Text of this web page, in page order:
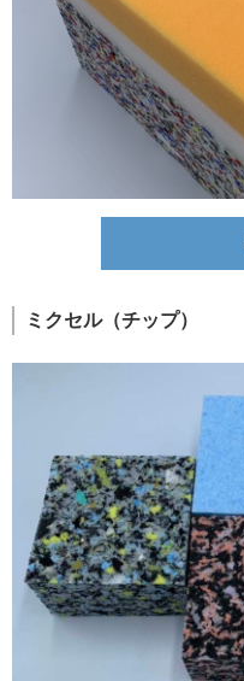
ミクセル（チップ）